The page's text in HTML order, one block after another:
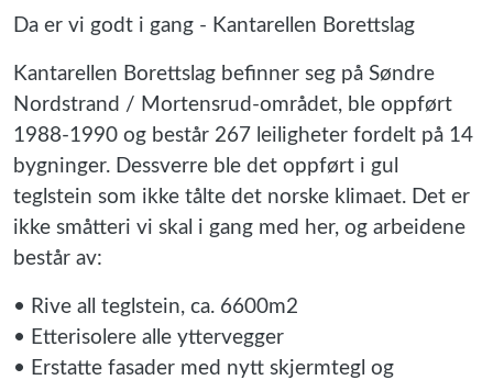
Da er vi godt i gang - Kantarellen Borettslag
Kantarellen Borettslag befinner seg på Søndre
Nordstrand / Mortensrud-området, ble oppført
1988-1990 og består 267 leiligheter fordelt på 14
bygninger. Dessverre ble det oppført i gul
teglstein som ikke tålte det norske klimaet. Det er
ikke småtteri vi skal i gang med her, og arbeidene
består av:
• Rive all teglstein, ca. 6600m2
• Etterisolere alle yttervegger
• Erstatte fasader med nytt skjermtegl og